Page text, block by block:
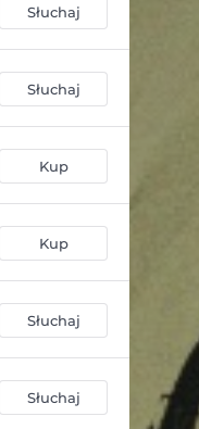
Słuchaj
Słuchaj
Kup
Kup
Słuchaj
Słuchaj